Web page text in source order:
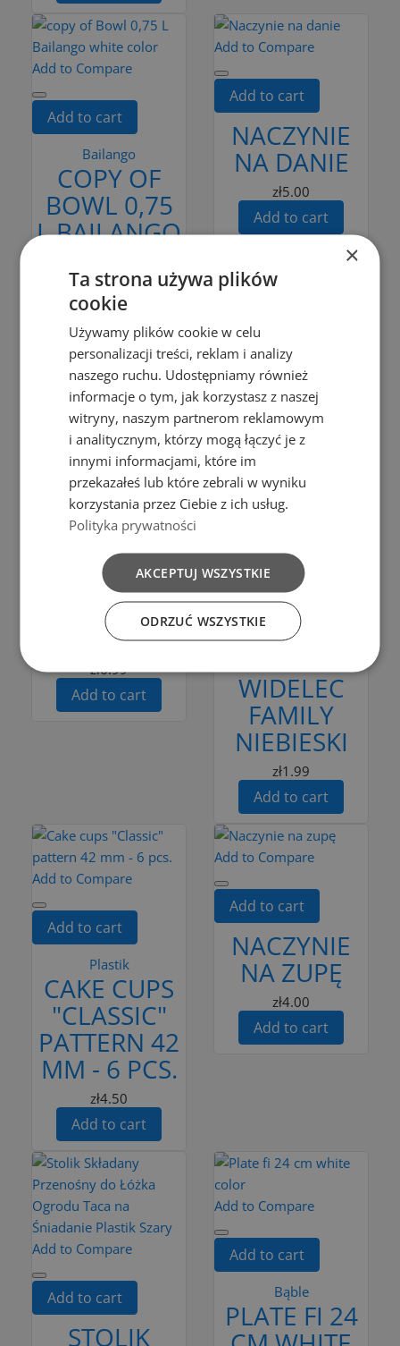
Add to Compare
Add to cart
Bailango
COPY OF
BOWL 0,75
L BAILANGO
COLOR
zł6.99
Add to cart
Add to Compare
Add to cart
NACZYNIE
NA DANIE
zł5.00
Add to cart
Add to Compare
Add to cart
ŁYŻKA
SZUMÓWKA
CEDZAKOWA
TEFLON
CZARNY
zł6.99
Add to cart
Add to Compare
Add to cart
ZESTAW
SZTUĆCÓW
TURYSTYCZNY
PLASTIKOWY
WIDELEC
FAMILY
NIEBIESKI
zł1.99
Add to cart
Add to Compare
Add to cart
Plastik
CAKE CUPS
"CLASSIC"
PATTERN 42
MM - 6 PCS.
zł4.50
Add to cart
Add to Compare
Add to cart
NACZYNIE
NA ZUPĘ
zł4.00
Add to cart
Add to Compare
Add to cart
STOLIK
Add to Compare
Add to cart
Bąble
PLATE FI 24
×
Ta strona używa plików
cookie
Używamy plików cookie w celu
personalizacji treści, reklam i analizy
naszego ruchu. Udostępniamy również
informacje o tym, jak korzystasz z naszej
witryny, naszym partnerom reklamowym
i analitycznym, którzy mogą łączyć je z
innymi informacjami, które im
przekazałeś lub które zebrali w wyniku
korzystania przez Ciebie z ich usług.
Polityka prywatności
AKCEPTUJ WSZYSTKIE
ODRZUĆ WSZYSTKIE